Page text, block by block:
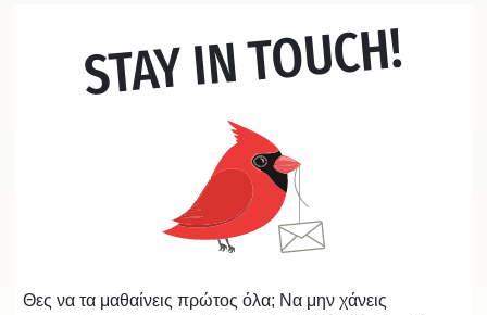
STAY IN TOUCH!
Θες να τα μαθαίνεις πρώτος όλα; Να μην χάνεις